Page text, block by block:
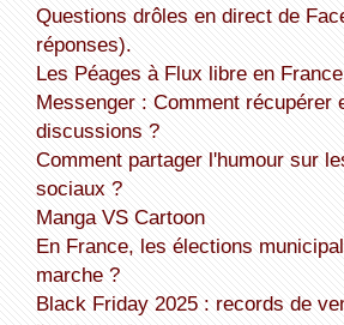
Questions drôles en direct de Facebook (avec les
réponses).
Les Péages à Flux libre en France
Messenger : Comment récupérer et lire toutes les
discussions ?
Comment partager l'humour sur les réseaux
sociaux ?
Manga VS Cartoon
En France, les élections municipales : comment ça
marche ?
Black Friday 2025 : records de ventes, chaos de